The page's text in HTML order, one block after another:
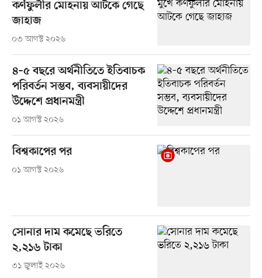
কর্ণফুলীর মোহনায় আটকে গেছে
জাহাজ
০৩ আগস্ট ২০২৬
৪–৫ বছরে অর্থনীতিতে ইতিবাচক
পরিবর্তন সম্ভব, ব্যবসায়ীদের
উদ্দেশে প্রধানমন্ত্রী
০১ আগস্ট ২০২৬
বিশ্বকাপের পর
০১ আগস্ট ২০২৬
সোনার দাম কমেছে ভরিতে
২,২১৬ টাকা
৩১ জুলাই ২০২৬